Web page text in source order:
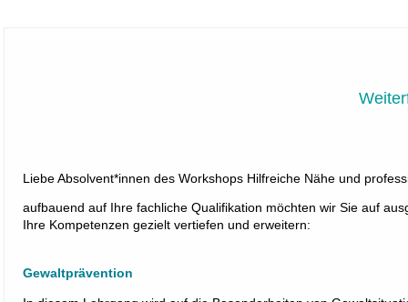
Liebe Absolvent*innen des Workshops Hilfreiche Nähe und
aufbauend auf Ihre fachliche Qualifikation möchten wir Sie auf
Ihre Kompetenzen gezielt vertiefen und erweitern:
Gewaltprävention